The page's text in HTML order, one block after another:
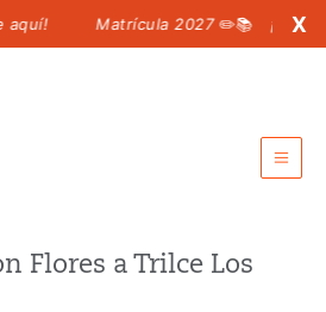
Matrícula 2027 ✏️📚 X
para padres
Flores a Trilce Los